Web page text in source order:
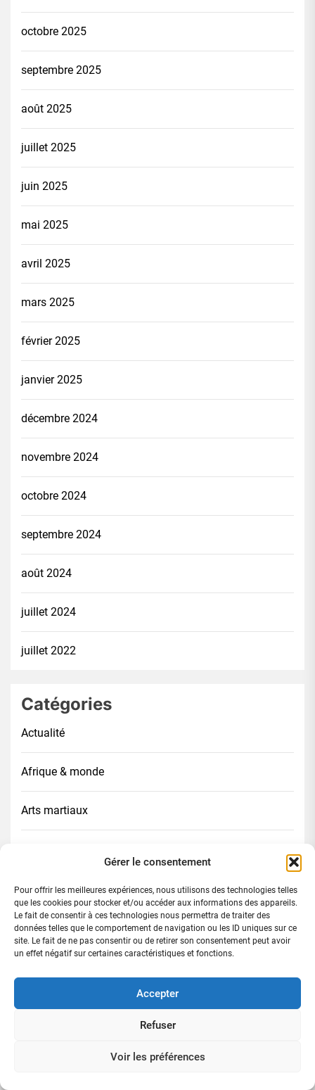
Gérer le consentement
Pour offrir les meilleures expériences, nous utilisons des technologies telles
que les cookies pour stocker et/ou accéder aux informations des appareils.
Le fait de consentir à ces technologies nous permettra de traiter des
données telles que le comportement de navigation ou les ID uniques sur ce
site. Le fait de ne pas consentir ou de retirer son consentement peut avoir
un effet négatif sur certaines caractéristiques et fonctions.
Accepter
Refuser
Voir les préférences
octobre 2025
septembre 2025
août 2025
juillet 2025
juin 2025
mai 2025
avril 2025
mars 2025
février 2025
janvier 2025
décembre 2024
novembre 2024
octobre 2024
septembre 2024
août 2024
juillet 2024
juillet 2022
Catégories
Actualité
Afrique & monde
Arts martiaux
Cinéma
Climat/Environnement